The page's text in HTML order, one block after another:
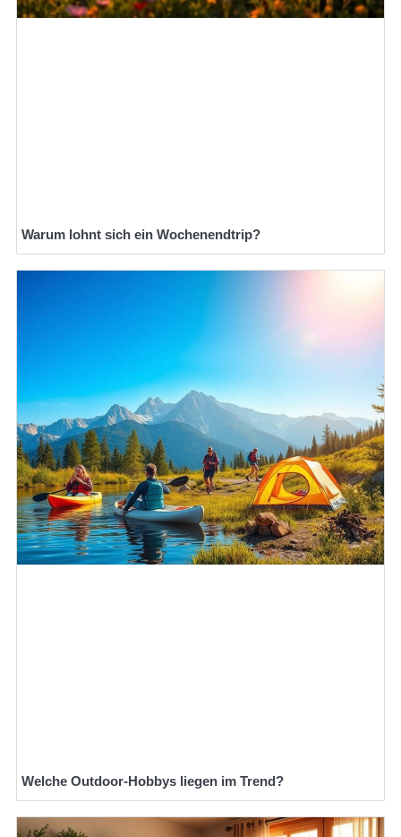
Warum lohnt sich ein Wochenendtrip?
Welche Outdoor-Hobbys liegen im Trend?